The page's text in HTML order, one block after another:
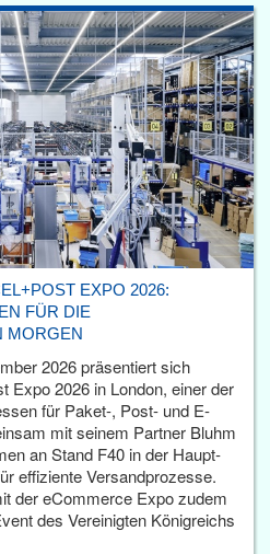
EXPO 2026:
FÜR DIE
MORGEN
2026 präsentiert sich
Expo 2026 in London, einer der
für Paket-, Post- und E-
mit seinem Partner Bluhm
an Stand F40 in der Haupt­
effiziente Versandprozesse.
der eCommerce Expo zudem
des Vereinigten Königreichs